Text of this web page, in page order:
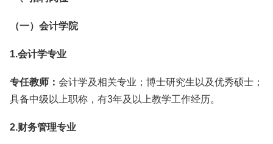
（一）会计学院
1.会计学专业
专任教师： 会计学及相关专业；博士研究生以及优秀硕士；
具备中级以上职称，有3年及以上教学工作经历。
2.财务管理专业